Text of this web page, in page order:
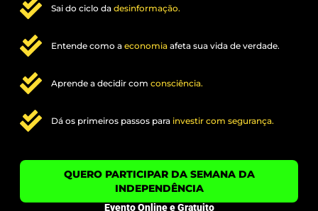
Sai do ciclo da desinformação.
Entende como aeconomiaafeta sua vida de verdade.
Aprende a decidir com consciência.
Dá os primeiros passos para investir com segurança.
QUERO PARTICIPAR DA SEMANA DA
INDEPENDÊNCIA
Evento Online e Gratuito